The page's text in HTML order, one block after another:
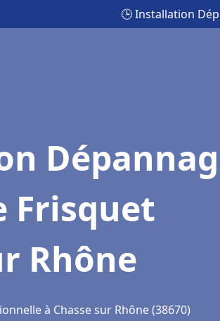
🕒 Installation
Frisquet
Rhône
à Chasse sur Rhône (38670)